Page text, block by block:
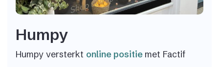
Humpy
Humpy versterkt online positie met Factif